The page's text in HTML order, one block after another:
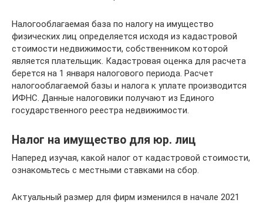
Налогооблагаемая база по налогу на имущество
физических лиц определяется исходя из кадастровой
стоимости недвижимости, собственником которой
является плательщик. Кадастровая оценка для расчета
берется на 1 января налогового периода. Расчет
налогооблагаемой базы и налога к уплате производится
ИФНС. Данные налоговики получают из Единого
государственного реестра недвижимости.
Налог на имущество для юр. лиц
Наперед изучая, какой налог от кадастровой стоимости,
ознакомьтесь с местными ставками на сбор.
Актуальный размер для фирм изменился в начале 2021